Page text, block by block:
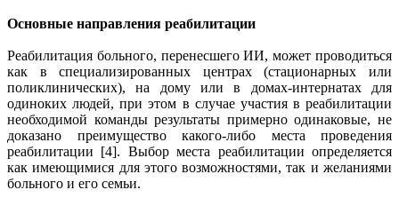
Основные направления реабилитации
Реабилитация больного, перенесшего ИИ, может проводиться
как в специализированных центрах (стационарных или
поликлинических), на дому или в домах-интернатах для
одиноких людей, при этом в случае участия в реабилитации
необходимой команды результаты примерно одинаковые, не
доказано преимущество какого-либо места проведения
реабилитации [4]. Выбор места реабилитации определяется
как имеющимися для этого возможностями, так и желаниями
больного и его семьи.